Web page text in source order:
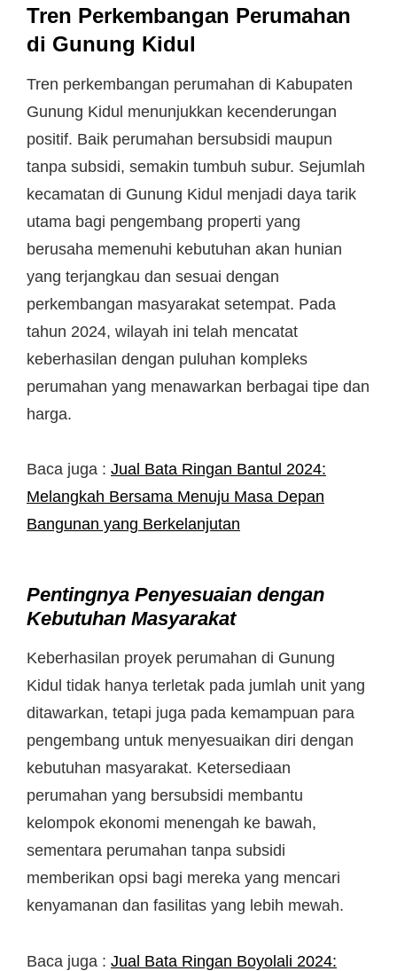
Tren Perkembangan Perumahan
di Gunung Kidul
Tren perkembangan perumahan di Kabupaten
Gunung Kidul menunjukkan kecenderungan
positif. Baik perumahan bersubsidi maupun
tanpa subsidi, semakin tumbuh subur. Sejumlah
kecamatan di Gunung Kidul menjadi daya tarik
utama bagi pengembang properti yang
berusaha memenuhi kebutuhan akan hunian
yang terjangkau dan sesuai dengan
perkembangan masyarakat setempat. Pada
tahun 2024, wilayah ini telah mencatat
keberhasilan dengan puluhan kompleks
perumahan yang menawarkan berbagai tipe dan
harga.
Baca juga : Jual Bata Ringan Bantul 2024:
Melangkah Bersama Menuju Masa Depan
Bangunan yang Berkelanjutan
Pentingnya Penyesuaian dengan
Kebutuhan Masyarakat
Keberhasilan proyek perumahan di Gunung
Kidul tidak hanya terletak pada jumlah unit yang
ditawarkan, tetapi juga pada kemampuan para
pengembang untuk menyesuaikan diri dengan
kebutuhan masyarakat. Ketersediaan
perumahan yang bersubsidi membantu
kelompok ekonomi menengah ke bawah,
sementara perumahan tanpa subsidi
memberikan opsi bagi mereka yang mencari
kenyamanan dan fasilitas yang lebih mewah.
Baca juga : Jual Bata Ringan Boyolali 2024: